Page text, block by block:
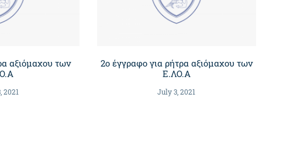
αξιόμαχου των
2021
2ο έγγραφο για ρήτρα αξιόμαχου των
Ε.ΛΟ.Α
July 3, 2021